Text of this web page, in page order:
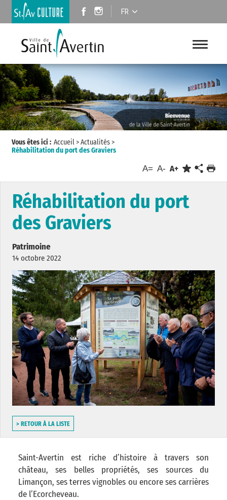
FR
Vous êtes ici : Accueil>Actualités>
Réhabilitation du port des Graviers
A= A- A+
Réhabilitation du port
des Graviers
Patrimoine
14 octobre 2022
> RETOUR À LA LISTE
Saint-Avertin est riche d’histoire à travers son
château, ses belles propriétés, ses sources du
Limançon, ses terres vignobles ou encore ses carrières
de l’Ecorcheveau.